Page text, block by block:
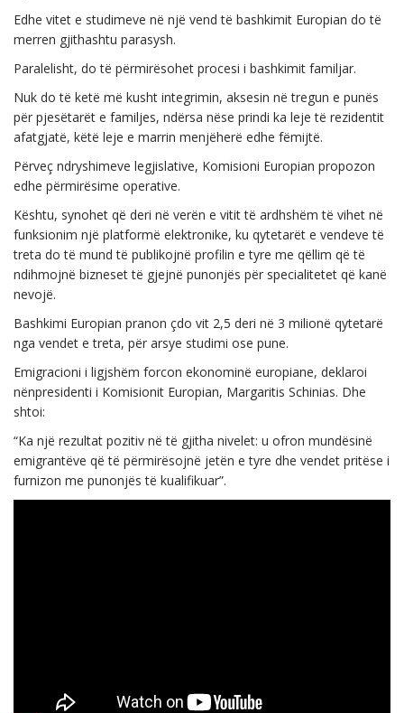
Edhe vitet e studimeve në një vend të bashkimit Europian do të
merren gjithashtu parasysh.
Paralelisht, do të përmirësohet procesi i bashkimit familjar.
Nuk do të ketë më kusht integrimin, aksesin në tregun e punës
për pjesëtarët e familjes, ndërsa nëse prindi ka leje të rezidentit
afatgjatë, këtë leje e marrin menjëherë edhe fëmijtë.
Përveç ndryshimeve legjislative, Komisioni Europian propozon
edhe përmirësime operative.
Kështu, synohet që deri në verën e vitit të ardhshëm të vihet në
funksionim një platformë elektronike, ku qytetarët e vendeve të
treta do të mund të publikojnë profilin e tyre me qëllim që të
ndihmojnë bizneset të gjejnë punonjës për specialitetet që kanë
nevojë.
Bashkimi Europian pranon çdo vit 2,5 deri në 3 milionë qytetarë
nga vendet e treta, për arsye studimi ose pune.
Emigracioni i ligjshëm forcon ekonominë europiane, deklaroi
nënpresidenti i Komisionit Europian, Margaritis Schinias. Dhe
shtoi:
“Ka një rezultat pozitiv në të gjitha nivelet: u ofron mundësinë
emigrantëve që të përmirësojnë jetën e tyre dhe vendet pritëse i
furnizon me punonjës të kualifikuar”.